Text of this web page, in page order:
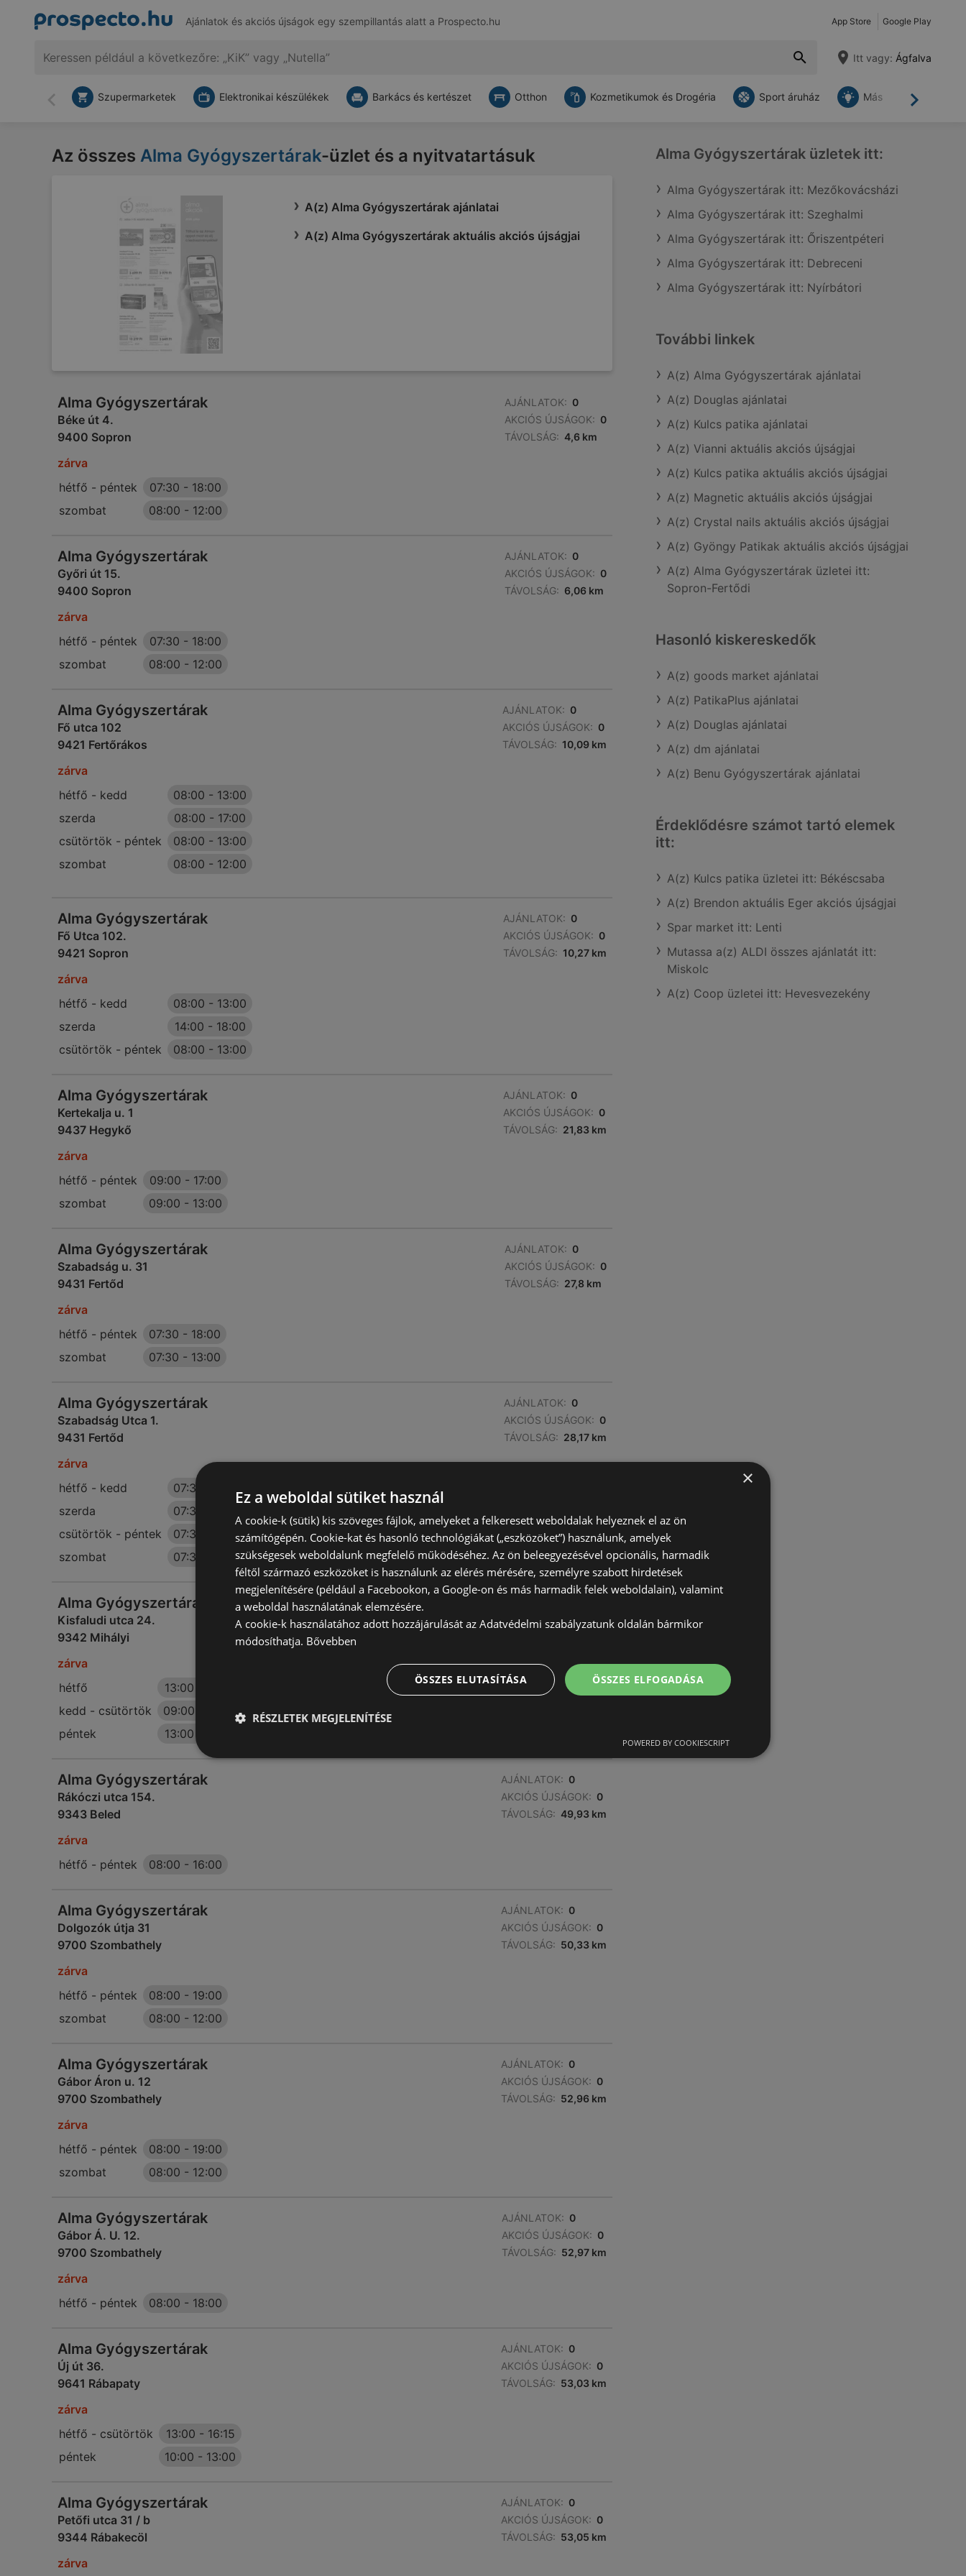
Ajánlatok és akciós újságok egy szempillantás alatt a Prospecto.hu App Store Google Play
Itt vagy: Ágfalva
Vissza Tovább
Szupermarketek Elektronikai készülékek Barkács és kertészet Otthon Kozmetikumok és Drogéria Sport áruház Más
Az összes Alma Gyógyszertárak-üzlet és a nyitvatartásuk
A(z) Alma Gyógyszertárak ajánlatai
A(z) Alma Gyógyszertárak aktuális akciós újságjai
Alma Gyógyszertárak
Béke út 4.
9400 Sopron
AJÁNLATOK: 0
AKCIÓS ÚJSÁGOK: 0
TÁVOLSÁG: 4,6 km
zárva
hétfő - péntek
07:30 - 18:00
szombat
08:00 - 12:00
Alma Gyógyszertárak
Győri út 15.
9400 Sopron
AJÁNLATOK: 0
AKCIÓS ÚJSÁGOK: 0
TÁVOLSÁG: 6,06 km
zárva
hétfő - péntek
07:30 - 18:00
szombat
08:00 - 12:00
Alma Gyógyszertárak
Fő utca 102
9421 Fertőrákos
AJÁNLATOK: 0
AKCIÓS ÚJSÁGOK: 0
TÁVOLSÁG: 10,09 km
zárva
hétfő - kedd
08:00 - 13:00
szerda
08:00 - 17:00
csütörtök - péntek
08:00 - 13:00
szombat
08:00 - 12:00
Alma Gyógyszertárak
Fő Utca 102.
9421 Sopron
AJÁNLATOK: 0
AKCIÓS ÚJSÁGOK: 0
TÁVOLSÁG: 10,27 km
zárva
hétfő - kedd
08:00 - 13:00
szerda
14:00 - 18:00
csütörtök - péntek
08:00 - 13:00
Alma Gyógyszertárak
Kertekalja u. 1
9437 Hegykő
AJÁNLATOK: 0
AKCIÓS ÚJSÁGOK: 0
TÁVOLSÁG: 21,83 km
zárva
hétfő - péntek
09:00 - 17:00
szombat
09:00 - 13:00
Alma Gyógyszertárak
Szabadság u. 31
9431 Fertőd
AJÁNLATOK: 0
AKCIÓS ÚJSÁGOK: 0
TÁVOLSÁG: 27,8 km
zárva
hétfő - péntek
07:30 - 18:00
szombat
07:30 - 13:00
Alma Gyógyszertárak
Szabadság Utca 1.
9431 Fertőd
AJÁNLATOK: 0
AKCIÓS ÚJSÁGOK: 0
TÁVOLSÁG: 28,17 km
zárva
hétfő - kedd
07:30
szerda
07:30
csütörtök - péntek
07:30
18:00
szombat
07:30 13:00
Alma Gyógyszertárak
Kisfaludi utca 24.
9342 Mihályi
AKCIÓS ÚJSÁGOK: 0
zárva
hétfő
13:00
kedd - csütörtök
09:00
13:00
péntek
13:00
Alma Gyógyszertárak
Rákóczi utca 154.
9343 Beled
AJÁNLATOK: 0
AKCIÓS ÚJSÁGOK: 0
TÁVOLSÁG: 49,93 km
zárva
hétfő - péntek
08:00 - 16:00
Alma Gyógyszertárak
Dolgozók útja 31
9700 Szombathely
AJÁNLATOK: 0
AKCIÓS ÚJSÁGOK: 0
TÁVOLSÁG: 50,33 km
zárva
hétfő - péntek
08:00 - 19:00
szombat
08:00 - 12:00
Alma Gyógyszertárak
Gábor Áron u. 12
9700 Szombathely
AJÁNLATOK: 0
AKCIÓS ÚJSÁGOK: 0
TÁVOLSÁG: 52,96 km
zárva
hétfő - péntek
08:00 - 19:00
szombat
08:00 - 12:00
Alma Gyógyszertárak
Gábor Á. U. 12.
9700 Szombathely
AJÁNLATOK: 0
AKCIÓS ÚJSÁGOK: 0
TÁVOLSÁG: 52,97 km
zárva
hétfő - péntek
08:00 - 18:00
Alma Gyógyszertárak
Új út 36.
9641 Rábapaty
AJÁNLATOK: 0
AKCIÓS ÚJSÁGOK: 0
TÁVOLSÁG: 53,03 km
zárva
hétfő - csütörtök
13:00 - 16:15
péntek
10:00 - 13:00
Alma Gyógyszertárak
Petőfi utca 31 / b
9344 Rábakecöl
AJÁNLATOK: 0
AKCIÓS ÚJSÁGOK: 0
TÁVOLSÁG: 53,05 km
zárva
Alma Gyógyszertárak üzletek itt:
Alma Gyógyszertárak itt: Mezőkovácsházi
Alma Gyógyszertárak itt: Szeghalmi
Alma Gyógyszertárak itt: Őriszentpéteri
Alma Gyógyszertárak itt: Debreceni
Alma Gyógyszertárak itt: Nyírbátori
További linkek
A(z) Alma Gyógyszertárak ajánlatai
A(z) Douglas ajánlatai
A(z) Kulcs patika ajánlatai
A(z) Vianni aktuális akciós újságjai
A(z) Kulcs patika aktuális akciós újságjai
A(z) Magnetic aktuális akciós újságjai
A(z) Crystal nails aktuális akciós újságjai
A(z) Gyöngy Patikak aktuális akciós újságjai
A(z) Alma Gyógyszertárak üzletei itt:
Sopron-Fertődi
Hasonló kiskereskedők
A(z) goods market ajánlatai
A(z) PatikaPlus ajánlatai
A(z) Douglas ajánlatai
A(z) dm ajánlatai
A(z) Benu Gyógyszertárak ajánlatai
Érdeklődésre számot tartó elemek
itt:
A(z) Kulcs patika üzletei itt: Békéscsaba
A(z) Brendon aktuális Eger akciós újságjai
Spar market itt: Lenti
Mutassa a(z) ALDI összes ajánlatát itt:
Miskolc
A(z) Coop üzletei itt: Hevesvezekény
×
Ez a weboldal sütiket használ
A cookie-k (sütik) kis szöveges fájlok, amelyeket a felkeresett weboldalak helyeznek el az ön
számítógépén. Cookie-kat és hasonló technológiákat („eszközöket”) használunk, amelyek
szükségesek weboldalunk megfelelő működéséhez. Az ön beleegyezésével opcionális, harmadik
féltől származó eszközöket is használunk az elérés mérésére, személyre szabott hirdetések
megjelenítésére (például a Facebookon, a Google-on és más harmadik felek weboldalain), valamint
a weboldal használatának elemzésére.
A cookie-k használatához adott hozzájárulását az Adatvédelmi szabályzatunk oldalán bármikor
módosíthatja. Bővebben
ÖSSZES ELFOGADÁSA
ÖSSZES ELUTASÍTÁSA
RÉSZLETEK MEGJELENÍTÉSE
POWERED BY COOKIESCRIPT